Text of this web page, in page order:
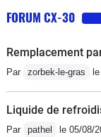
FORUM CX-30
Remplacement
Par zorbek-le-gras
Liquide de
Par pathel le 05/08/